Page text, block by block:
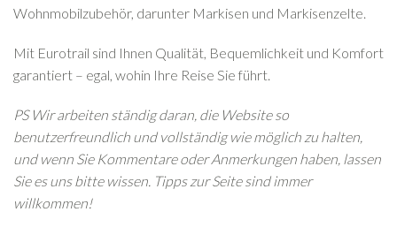
Wohnmobilzubehör, darunter Markisen und Markisenzelte.
Mit Eurotrail sind Ihnen Qualität, Bequemlichkeit und Komfort
garantiert – egal, wohin Ihre Reise Sie führt.
PS Wir arbeiten ständig daran, die Website so
benutzerfreundlich und vollständig wie möglich zu halten,
und wenn Sie Kommentare oder Anmerkungen haben, lassen
Sie es uns bitte wissen. Tipps zur Seite sind immer
willkommen!